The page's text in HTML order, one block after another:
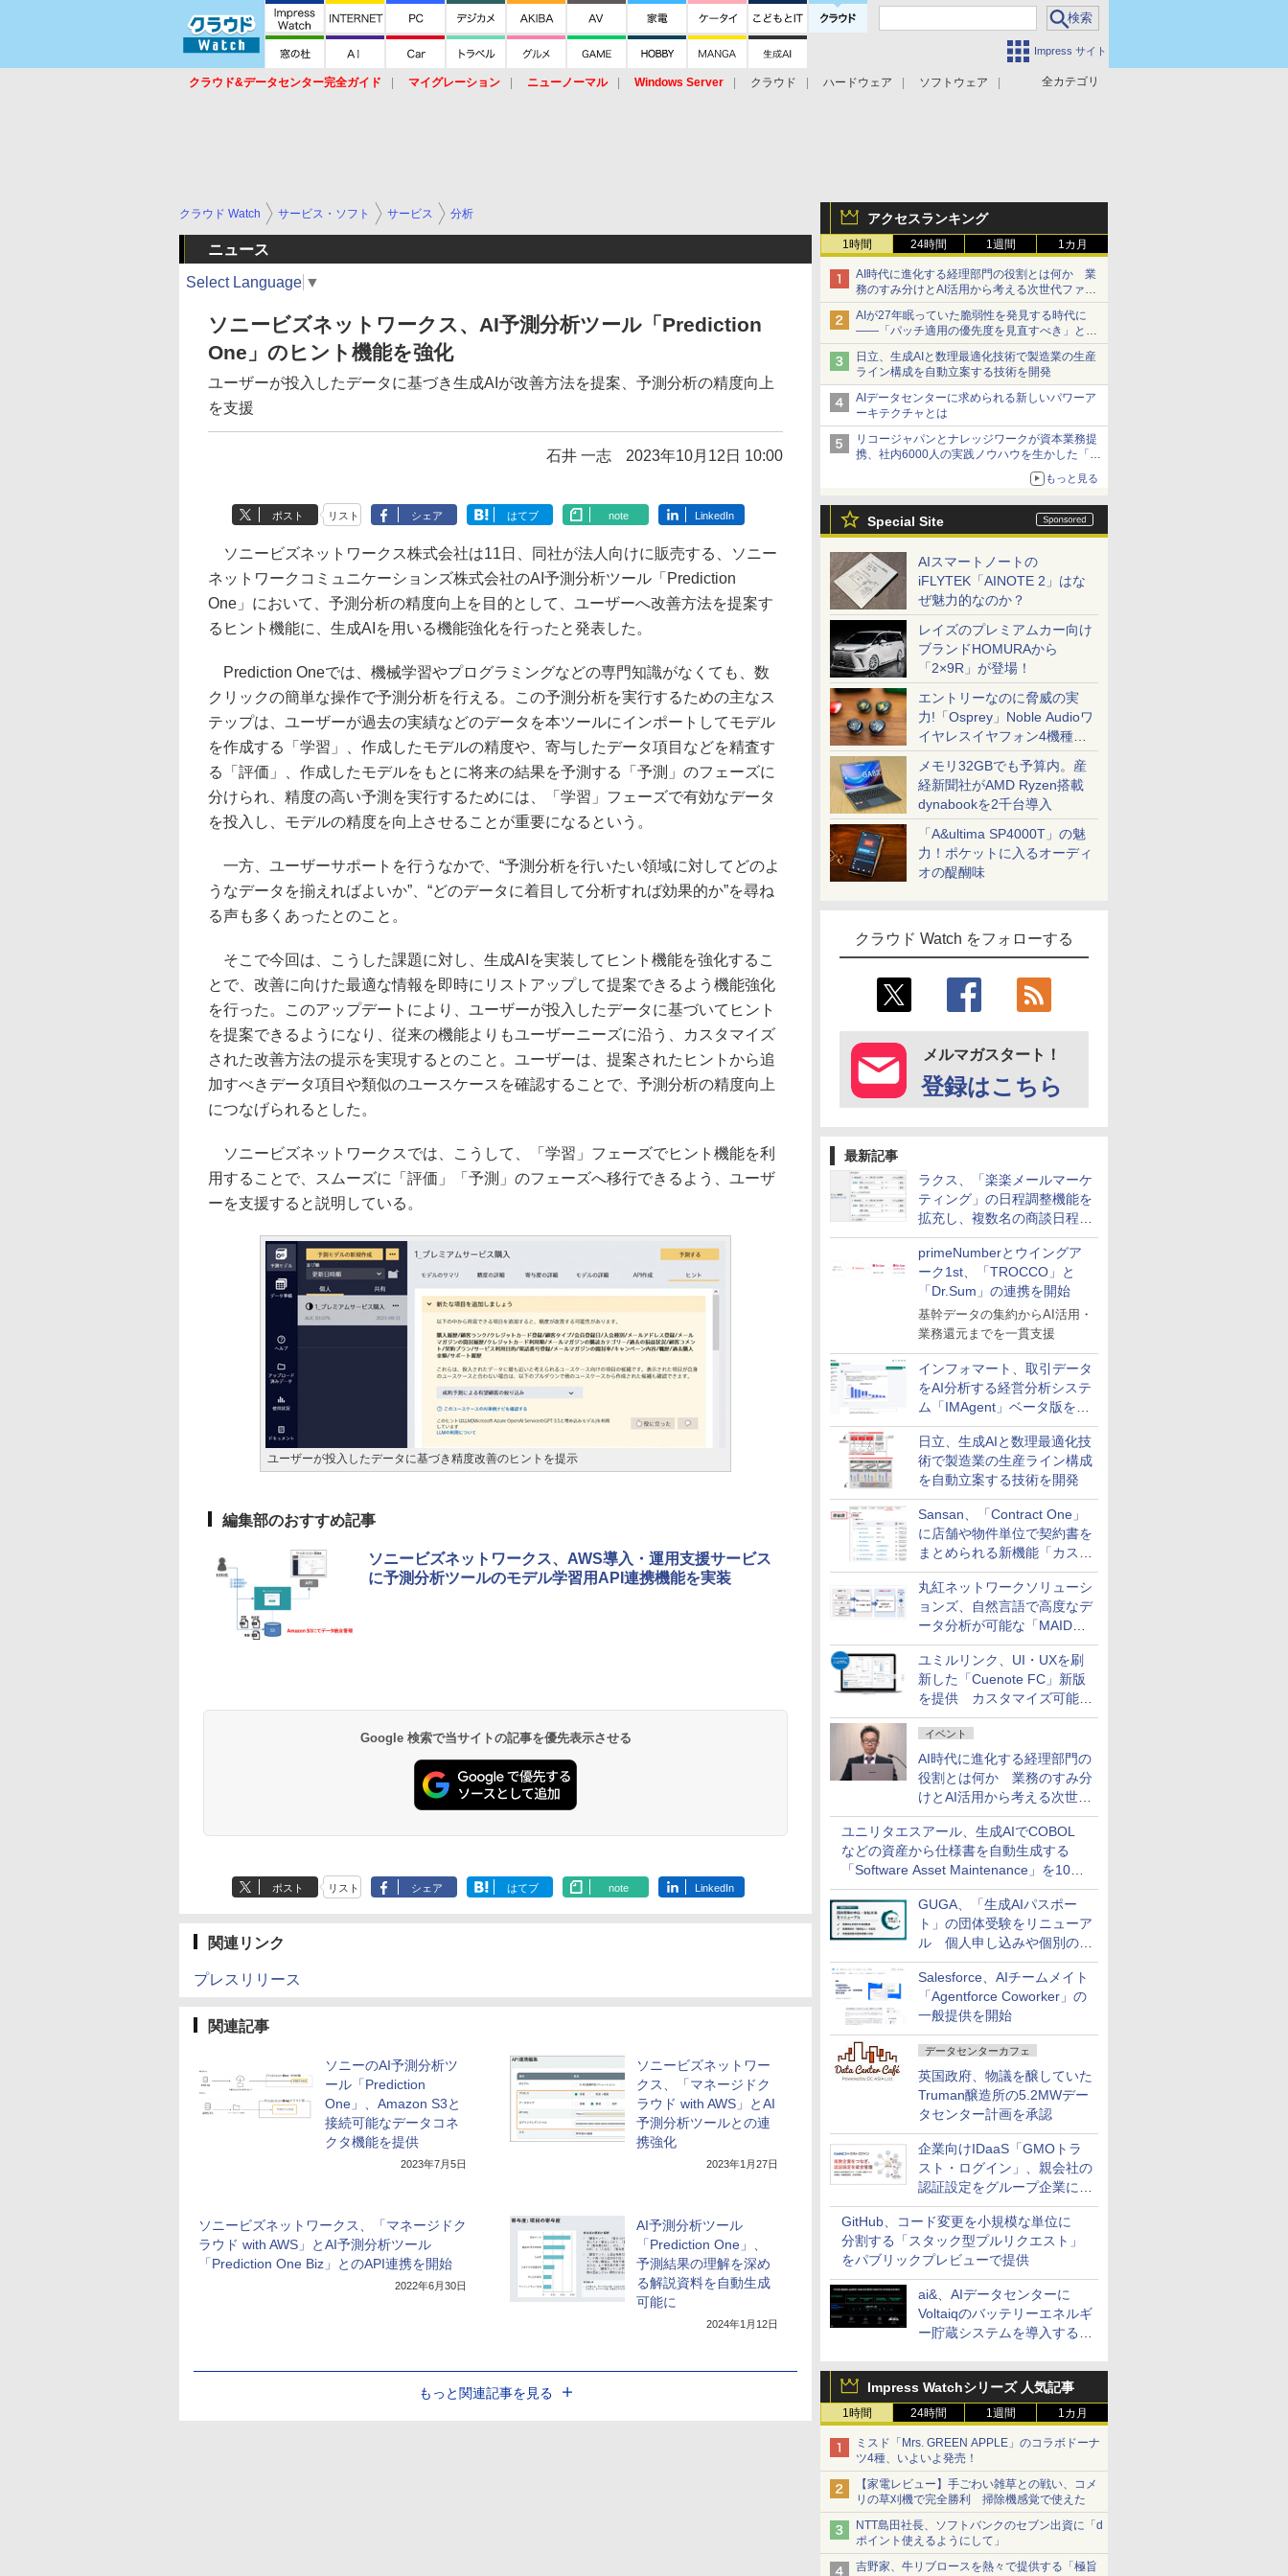
Impress サイト
全カテゴリ
クラウド&データセンター完全ガイド マイグレーション ニューノーマル Windows Server クラウド ハードウェア
ソフトウェア
アクセスランキング
1時間 24時間 1週間 1カ月
AI時代に進化する経理部門の役割とは何か 業
務のすみ分けとAI活用から考える次世代ファイ
ナンス戦略
AIが27年眠っていた脆弱性を発見する時代に
――「パッチ適用の優先度を見直すべき」とセ
キュリティ専門家
日立、生成AIと数理最適化技術で製造業の生産
ライン構成を自動立案する技術を開発
AIデータセンターに求められる新しいパワーア
ーキテクチャとは
リコージャパンとナレッジワークが資本業務提
携、社内6000人の実践ノウハウを生かした「AI
もっと見る
Special Site
AIスマートノートの
iFLYTEK「AINOTE 2」はな
ぜ魅力的なのか？
レイズのプレミアムカー向け
ブランドHOMURAから
「2×9R」が登場！
エントリーなのに脅威の実
力!「Osprey」Noble Audioワ
イヤレスイヤフォン4機種を
一気に聴く
メモリ32GBでも予算内。産
経新聞社がAMD Ryzen搭載
dynabookを2千台導入
「A&ultima SP4000T」の魅
力！ポケットに入るオーディ
オの醍醐味
クラウド Watch をフォローする
メルマガスタート！
登録はこちら
最新記事
ラクス、「楽楽メールマーケ
ティング」の日程調整機能を
拡充し、複数名の商談日程調
整を効率化
primeNumberとウイングア
ーク1st、「TROCCO」と
「Dr.Sum」の連携を開始
基幹データの集約からAI活用・
業務還元までを一貫支援
インフォマート、取引データ
をAI分析する経営分析システ
ム「IMAgent」ベータ版を提
供
日立、生成AIと数理最適化技
術で製造業の生産ライン構成
を自動立案する技術を開発
Sansan、「Contract One」
に店舗や物件単位で契約書を
まとめられる新機能「カスタ
ム契約ツリー」を追加
丸紅ネットワークソリューシ
ョンズ、自然言語で高度なデ
ータ分析が可能な「MAIDOA
AI ASSIST」を9月より提供
ユミルリンク、UI・UXを刷
新した「Cuenote FC」新版
を提供 カスタマイズ可能な
ダッシュボード画面を搭載
イベント
AI時代に進化する経理部門の
役割とは何か 業務のすみ分
けとAI活用から考える次世代
ファイナンス戦略
ユニリタエスアール、生成AIでCOBOL
などの資産から仕様書を自動生成する
「Software Asset Maintenance」を10月
に発売
GUGA、「生成AIパスポー
ト」の団体受験をリニューア
ル 個人申し込みや個別の支
払いなどに対応
Salesforce、AIチームメイト
「Agentforce Coworker」の
一般提供を開始
データセンターカフェ
英国政府、物議を醸していた
Truman醸造所の5.2MWデー
タセンター計画を承認
企業向けIDaaS「GMOトラ
スト・ログイン」、親会社の
認証設定をグループ企業に展
開できる新機能を提供
GitHub、コード変更を小規模な単位に
分割する「スタック型プルリクエスト」
をパブリックプレビューで提供
ai&、AIデータセンターに
Voltaiqのバッテリーエネルギ
ー貯蔵システムを導入する計
Impress Watchシリーズ 人気記事
1時間 24時間 1週間 1カ月
ミスド「Mrs. GREEN APPLE」のコラボドーナ
ツ4種、いよいよ発売！
【家電レビュー】手ごわい雑草との戦い、コメ
リの草刈機で完全勝利 掃除機感覚で使えた
NTT島田社長、ソフトバンクのセブン出資に「d
ポイント使えるようにして」
吉野家、牛リブロースを熱々で提供する「極旨
クラウド Watch サービス・ソフト サービス 分析
ニュース
Select Language ▼
ソニービズネットワークス、AI予測分析ツール「Prediction
One」のヒント機能を強化
ユーザーが投入したデータに基づき生成AIが改善方法を提案、予測分析の精度向上
を支援
石井 一志 2023年10月12日 10:00
ポスト リスト シェア はてブ note LinkedIn
ソニービズネットワークス株式会社は11日、同社が法人向けに販売する、ソニー
ネットワークコミュニケーションズ株式会社のAI予測分析ツール「Prediction
One」において、予測分析の精度向上を目的として、ユーザーへ改善方法を提案す
るヒント機能に、生成AIを用いる機能強化を行ったと発表した。
Prediction Oneでは、機械学習やプログラミングなどの専門知識がなくても、数
クリックの簡単な操作で予測分析を行える。この予測分析を実行するための主なス
テップは、ユーザーが過去の実績などのデータを本ツールにインポートしてモデル
を作成する「学習」、作成したモデルの精度や、寄与したデータ項目などを精査す
る「評価」、作成したモデルをもとに将来の結果を予測する「予測」のフェーズに
分けられ、精度の高い予測を実行するためには、「学習」フェーズで有効なデータ
を投入し、モデルの精度を向上させることが重要になるという。
一方、ユーザーサポートを行うなかで、“予測分析を行いたい領域に対してどのよ
うなデータを揃えればよいか”、“どのデータに着目して分析すれば効果的か”を尋ね
る声も多くあったとのこと。
そこで今回は、こうした課題に対し、生成AIを実装してヒント機能を強化するこ
とで、改善に向けた最適な情報を即時にリストアップして提案できるよう機能強化
を行った。このアップデートにより、ユーザーが投入したデータに基づいてヒント
を提案できるようになり、従来の機能よりもユーザーニーズに沿う、カスタマイズ
された改善方法の提示を実現するとのこと。ユーザーは、提案されたヒントから追
加すべきデータ項目や類似のユースケースを確認することで、予測分析の精度向上
につなげられるとした。
ソニービズネットワークスでは、こうして、「学習」フェーズでヒント機能を利
用することで、スムーズに「評価」「予測」のフェーズへ移行できるよう、ユーザ
ーを支援すると説明している。
ユーザーが投入したデータに基づき精度改善のヒントを提示
編集部のおすすめ記事
ソニービズネットワークス、AWS導入・運用支援サービス
に予測分析ツールのモデル学習用API連携機能を実装
Google 検索で当サイトの記事を優先表示させる
ポスト リスト シェア はてブ note LinkedIn
関連リンク
プレスリリース
関連記事
ソニーのAI予測分析ツ
ール「Prediction
One」、Amazon S3と
接続可能なデータコネ
クタ機能を提供
2023年7月5日
ソニービズネットワー
クス、「マネージドク
ラウド with AWS」とAI
予測分析ツールとの連
携強化
2023年1月27日
ソニービズネットワークス、「マネージドク
ラウド with AWS」とAI予測分析ツール
「Prediction One Biz」とのAPI連携を開始
2022年6月30日
AI予測分析ツール
「Prediction One」、
予測結果の理解を深め
る解説資料を自動生成
可能に
2024年1月12日
もっと関連記事を見る